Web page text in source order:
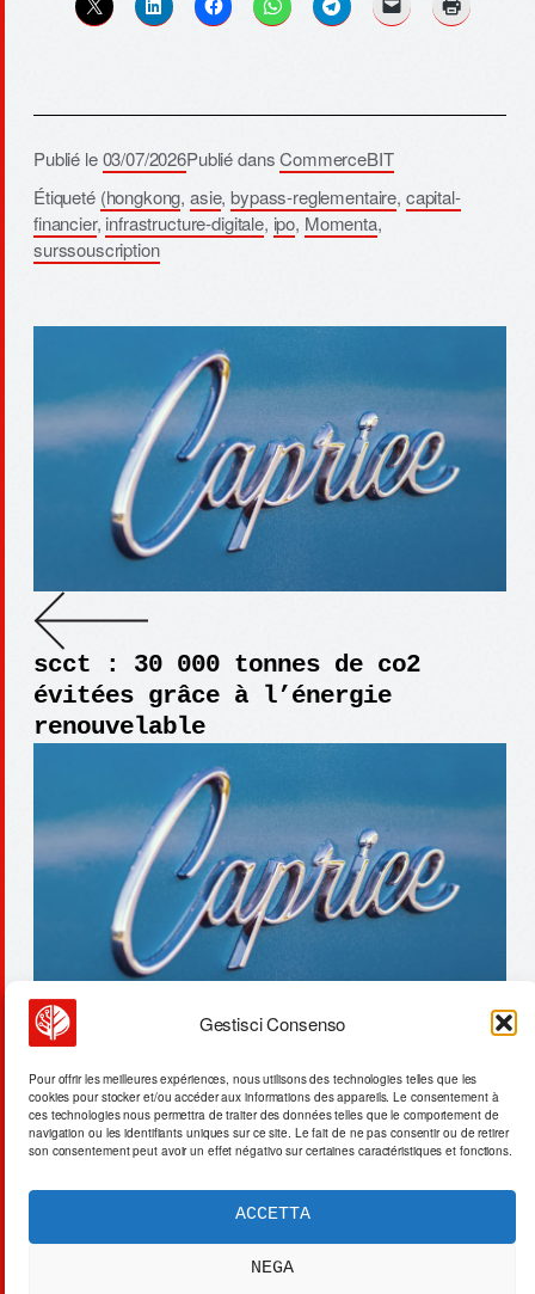
Gestisci Consenso
Pour offrir les meilleures expériences, nous utilisons des technologies telles que les
cookies pour stocker et/ou accéder aux informations des appareils. Le consentement à
ces technologies nous permettra de traiter des données telles que le comportement de
navigation ou les identifiants uniques sur ce site. Le fait de ne pas consentir ou de retirer
son consentement peut avoir un effet négativo sur certaines caractéristiques et fonctions.
ACCETTA
NEGA
Publié le03/07/2026Publié dansCommerceBIT
Étiqueté (hongkong,asie,bypass-reglementaire, capital-
financier, infrastructure-digitale, ipo, Momenta,
surssouscription
scct : 30 000 tonnes de co2
évitées grâce à l’énergie
renouvelable
jet fuel : 200 000 barils évitent
les sanctions russes via yeosu